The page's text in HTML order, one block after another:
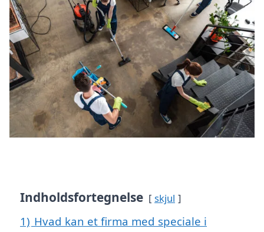
Indholdsfortegnelse skjul
1) Hvad kan et firma med speciale i